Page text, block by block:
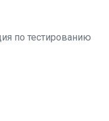
по тестированию